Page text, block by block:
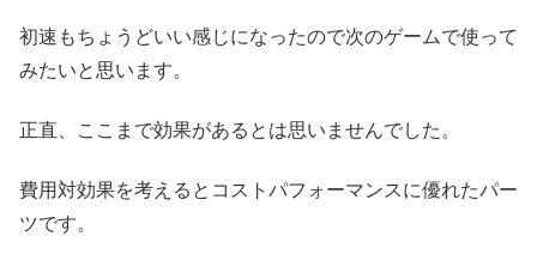
初速もちょうどいい感じになったので次のゲームで使って
みたいと思います。
正直、ここまで効果があるとは思いませんでした。
費用対効果を考えるとコストパフォーマンスに優れたパー
ツです。